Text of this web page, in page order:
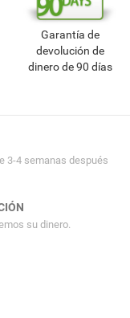
Garantía de
devolución de
dinero de 90 días
3-4 semanas después
su dinero.